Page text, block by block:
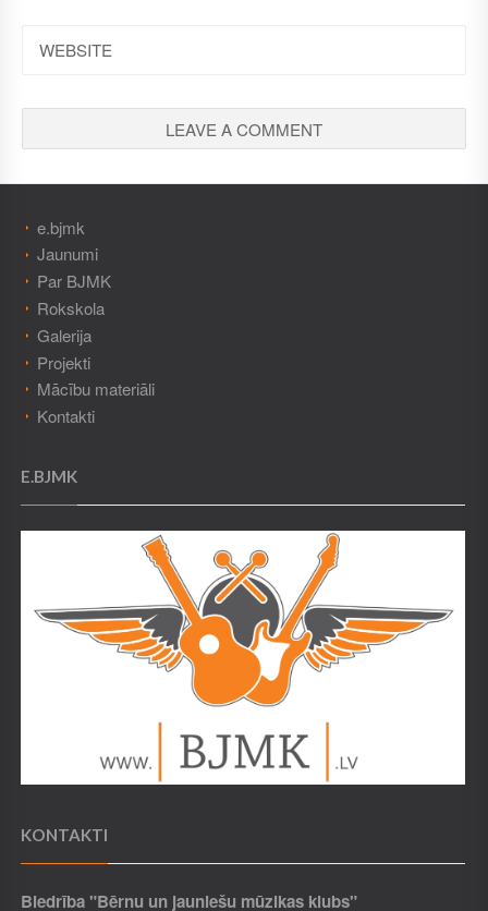
e.bjmk
Jaunumi
Par BJMK
Rokskola
Galerija
Projekti
Mācību materiāli
Kontakti
E.BJMK
KONTAKTI
Biedrība "Bērnu un jauniešu mūzikas klubs"